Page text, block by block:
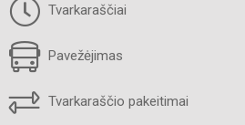
Tvarkaraščiai
Pavežėjimas
Tvarkaraščio pakeitimai